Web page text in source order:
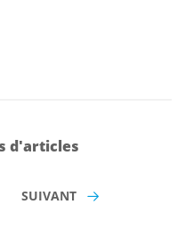
d'articles
SUIVANT